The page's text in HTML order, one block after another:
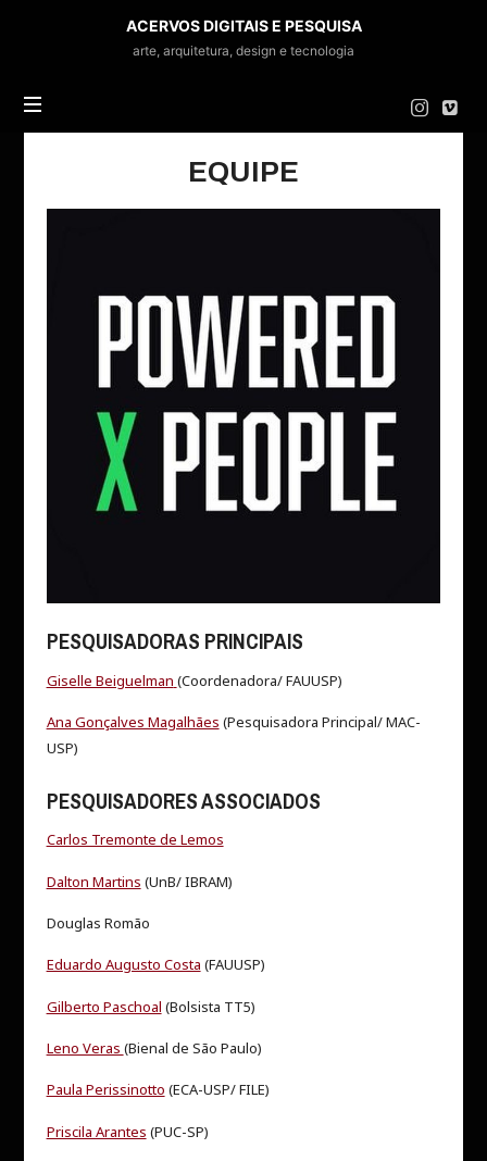
ACERVOS
DIGITAIS
E
ACERVOS DIGITAIS E PESQUISA
arte, arquitetura, design e tecnologia
EQUIPE
PESQUISADORAS PRINCIPAIS
Giselle Beiguelman (Coordenadora/ FAUUSP)
Ana Gonçalves Magalhães (Pesquisadora Principal/ MAC-
USP)
PESQUISADORES ASSOCIADOS
Carlos Tremonte de Lemos
Dalton Martins (UnB/ IBRAM)
Douglas Romão
Eduardo Augusto Costa (FAUUSP)
Gilberto Paschoal (Bolsista TT5)
Leno Veras (Bienal de São Paulo)
Paula Perissinotto (ECA-USP/ FILE)
Priscila Arantes (PUC-SP)